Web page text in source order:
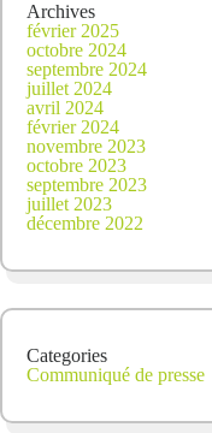
Archives
février 2025
octobre 2024
septembre 2024
juillet 2024
avril 2024
février 2024
novembre 2023
octobre 2023
septembre 2023
juillet 2023
décembre 2022
Categories
Communiqué de presse